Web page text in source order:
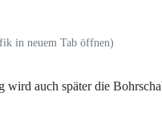
in neuem Tab öffnen)
wird auch später die